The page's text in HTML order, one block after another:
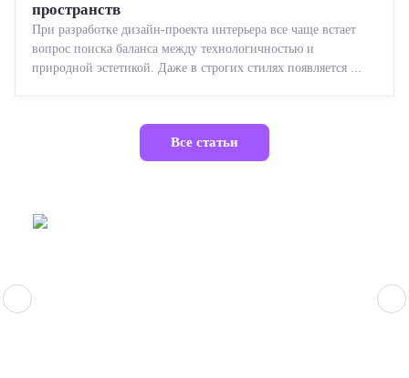
пространств
При разработке дизайн-проекта интерьера все чаще встает
вопрос поиска баланса между технологичностью и
природной эстетикой. Даже в строгих стилях появляется ...
Все статьи